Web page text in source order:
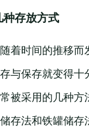
种存放方式
着时间的推移而
与保存就变得十
被采用的几种方
存法和铁罐储存